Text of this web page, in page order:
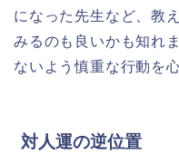
になった先生など、教
みるのも良いかも知れ
ないよう慎重な行動を
対人運の逆位置